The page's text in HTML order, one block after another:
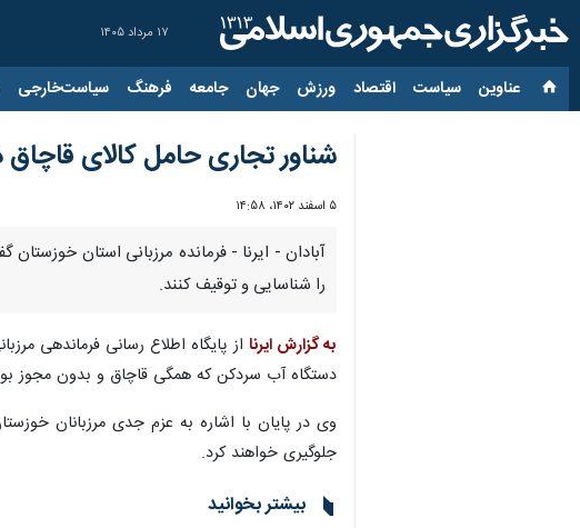
۱۷ مرداد ۱۴۰۵
عناوین‌ سیاست اقتصاد ورزش جهان جامعه فرهنگ سیاست‌خارجی
شناور تجاری حامل کالای
۵ اسفند ۱۴۰۲، ۱۴:۵۸
آبادان - ایرنا - فرمانده مرزبانی استان
را شناسایی و توقیف کنند.
به گزارش ایرنا از پایگاه اطلاع رسانی فرماندهی
دستگاه آب سردکن که همگی قاچاق و بدون مجوز بوده به ارزش تقریبی ۹۶میلیارد ریال
وی در پایان با اشاره به عزم جدی مرزبانان
جلوگیری خواهند کرد.
بیشتر بخوانید